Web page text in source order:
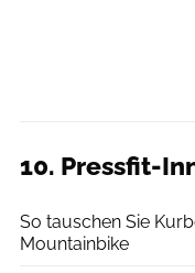
10. Pressfit-
So tauschen Sie
Mountainbike